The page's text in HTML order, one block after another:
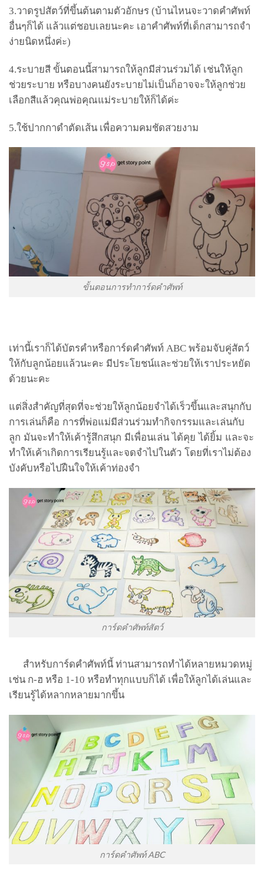
3.วาดรูปสัตว์ที่ขึ้นต้นตามตัวอักษร (บ้านไหนจะวาดคำศัพท์
อื่นๆก็ได้ แล้วแต่ชอบเลยนะคะ เอาคำศัพท์ที่เด็กสามารถจำ
ง่ายนิดหนึ่งค่ะ)
4.ระบายสี ขั้นตอนนี้สามารถให้ลูกมีส่วนร่วมได้ เช่นให้ลูก
ช่วยระบาย หรือบางคนยังระบายไม่เป็นก็อาจจะให้ลูกช่วย
เลือกสีแล้วคุณพ่อคุณแม่ระบายให้ก็ได้ค่ะ
5.ใช้ปากกาดำตัดเส้น เพื่อความคมชัดสวยงาม
ขั้นตอนการทำการ์ดคำศัพท์
เท่านี้เราก็ได้บัตรคำหรือการ์ดคำศัพท์ ABC พร้อมจับคู่สัตว์
ให้กับลูกน้อยแล้วนะคะ มีประโยชน์และช่วยให้เราประหยัด
ด้วยนะคะ
แต่สิ่งสำคัญที่สุดที่จะช่วยให้ลูกน้อยจำได้เร็วขึ้นและสนุกกับ
การเล่นก็คือ การที่พ่อแม่มีส่วนร่วมทำกิจกรรมและเล่นกับ
ลูก มันจะทำให้เค้ารู้สึกสนุก มีเพื่อนเล่น ได้คุย ได้ยิ้ม และจะ
ทำให้เค้าเกิดการเรียนรู้และจดจำไปในตัว โดยที่เราไม่ต้อง
บังคับหรือไปฝืนใจให้เค้าท่องจำ
การ์ดคำศัพท์สัตว์
สำหรับการ์ดคำศัพท์นี้ ท่านสามารถทำได้หลายหมวดหมู่
เช่น ก-ฮ หรือ 1-10 หรือทำทุกแบบก็ได้ เพื่อให้ลูกได้เล่นและ
เรียนรู้ได้หลากหลายมากขึ้น
การ์ดคำศัพท์ ABC